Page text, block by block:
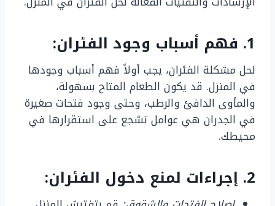
1. فهم أسباب وجود الفئران:
لحل مشكلة الفئران، يجب أولاً فهم أسباب وجودها
في المنزل. قد يكون الطعام المتاح بسهولة،
والمأوى الدافئ والرطب، وحتى وجود فتحات صغيرة
في الجدران هي عوامل تشجع على استقرارها في
محيطك.
2. إجراءات لمنع دخول الفئران: